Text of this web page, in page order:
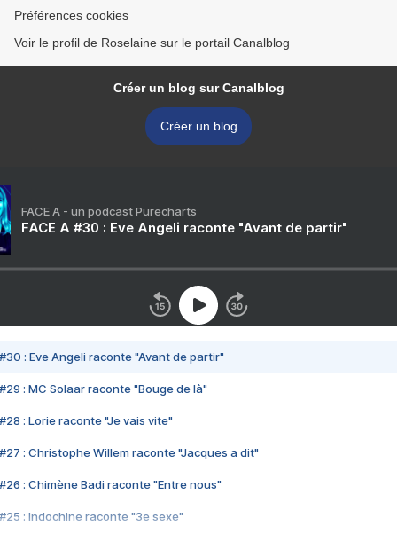
Préférences cookies
Voir le profil de Roselaine sur le portail Canalblog
Créer un blog sur Canalblog
Créer un blog
FACE A - un podcast Purecharts
FACE A #30 : Eve Angeli raconte "Avant de partir"
#30 : Eve Angeli raconte "Avant de partir"
#29 : MC Solaar raconte "Bouge de là"
#28 : Lorie raconte "Je vais vite"
#27 : Christophe Willem raconte "Jacques a dit"
#26 : Chimène Badi raconte "Entre nous"
#25 : Indochine raconte "3e sexe"